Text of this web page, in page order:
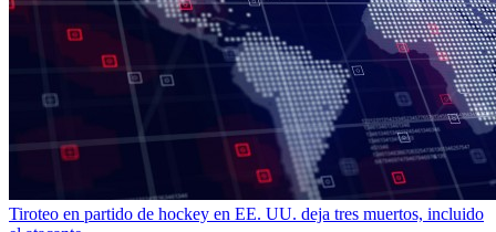
Tiroteo en partido de hockey en EE. UU. deja tres muertos, incluido